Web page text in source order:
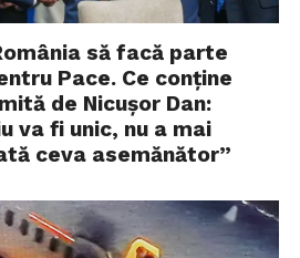
să facă parte
Pace. Ce conține
de Nicușor Dan:
va fi unic, nu a mai
ceva asemănător”